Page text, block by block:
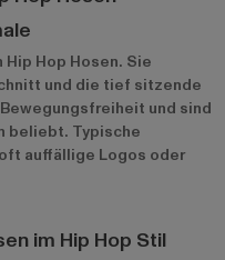
Hop Hosen. Sie
und die tief sitzende
und sind
beliebt. Typische
auffällige Logos oder
im Hip Hop Stil